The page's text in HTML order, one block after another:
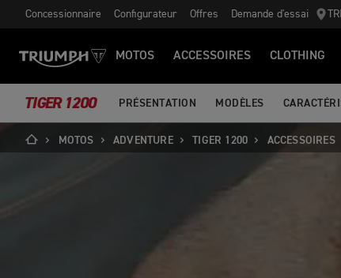
Concessionnaire Configurateur Offres Demande d'essai
MOTOS ACCESSOIRES CLOTHING
TIGER 1200 PRÉSENTATION MODÈLES
MOTOS ADVENTURE TIGER 1200 ACCESSOIRES